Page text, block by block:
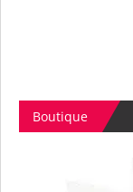
Boutique